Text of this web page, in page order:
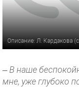
Описание: Л. Кардакова
– В наше
мне, уже глубоко